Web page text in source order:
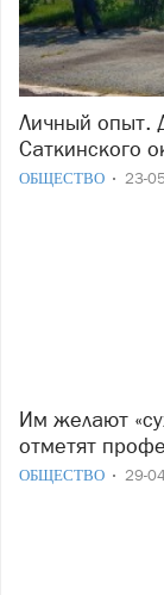
Личный опыт. Дружины юных пожарных
Саткинского
ОБЩЕСТВО 23-
Им желают «сухих рукавов». Завтра пожарные
отметят
ОБЩЕСТВО 29-